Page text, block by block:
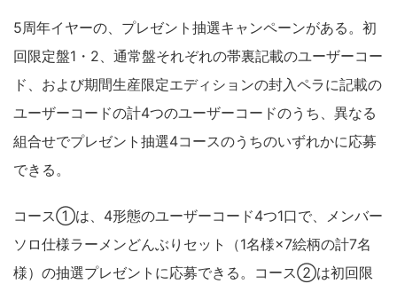
5周年イヤーの、プレゼント抽選キャンペーンがある。初
回限定盤1・2、通常盤それぞれの帯裏記載のユーザーコー
ド、および期間生産限定エディションの封入ペラに記載の
ユーザーコードの計4つのユーザーコードのうち、異なる
組合せでプレゼント抽選4コースのうちのいずれかに応募
できる。
コース①は、4形態のユーザーコード4つ1口で、メンバー
ソロ仕様ラーメンどんぶりセット（1名様×7絵柄の計7名
様）の抽選プレゼントに応募できる。コース②は初回限